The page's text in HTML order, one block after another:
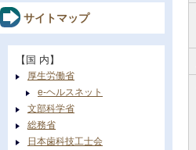
サイトマップ
【国 内】
厚生労働省
e-ヘルスネット
文部科学省
総務省
日本歯科技工士会